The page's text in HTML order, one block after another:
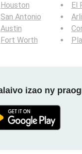
Houston
San Antonio
Austin
Fort Worth
El
izao ny